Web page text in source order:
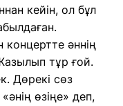
кейін, ол бұл
концертте әннің
тұр ғой.
Дөрекі сөз
өзіңе» деп,